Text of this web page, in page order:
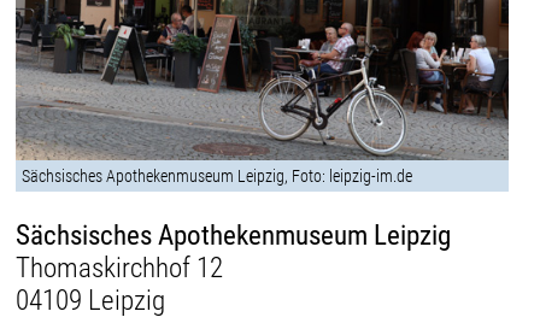
Sächsisches Apothekenmuseum Leipzig, Foto: leipzig-im.de
Sächsisches Apothekenmuseum Leipzig
Thomaskirchhof 12
04109 Leipzig